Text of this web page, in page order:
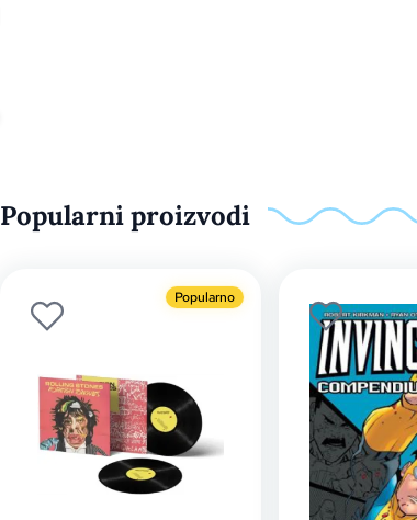
Popularni proizvodi
Popularno